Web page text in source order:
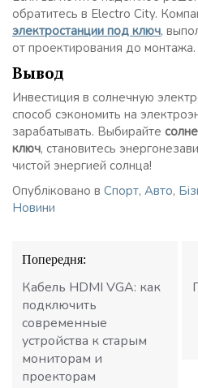
обратитесь в Electro City.
электростанции под ключ,
от проектирования до монтажа.
Вывод
Инвестиция в солнечную
способ сэкономить на
зарабатывать. Выбирайте
ключ, становитесь
чистой энергией солнца!
Опубліковано в Спорт, Авто,
Новини
Навігація
записів
Попередня:
Кабель HDMI VGA: как
подключить
современные
устройства к старым
мониторам и
проекторам